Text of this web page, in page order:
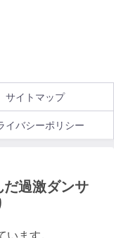
サイトマップ
イバシーポリシー
だ過激ダンサ